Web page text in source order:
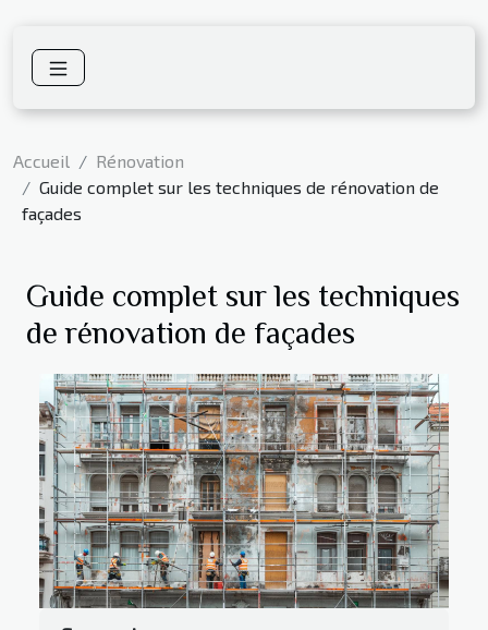
Accueil
Rénovation
Guide complet sur les techniques de rénovation de
façades
Guide complet sur les techniques
de rénovation de façades